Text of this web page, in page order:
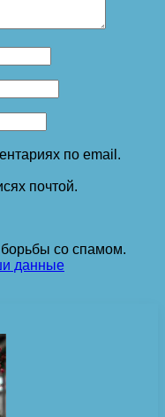
по email.
почтой.
борьбы со спамом.
данные